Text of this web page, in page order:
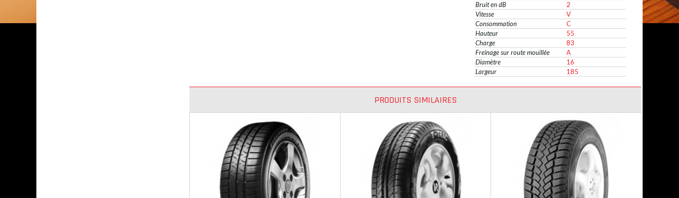
Bruit en dB
2
Vitesse
V
Consommation
C
Hauteur
55
Charge
83
Freinage sur route mouillée
A
Diamètre
16
Largeur
185
PRODUITS SIMILAIRES